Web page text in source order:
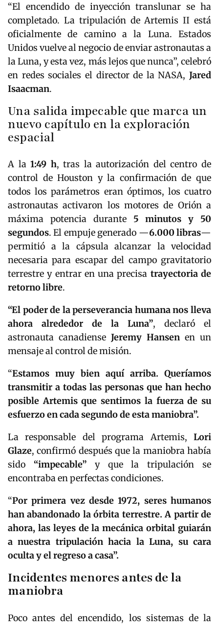
“El encendido de inyección translunar se ha
completado. La tripulación de Artemis II está
oficialmente de camino a la Luna. Estados
Unidos vuelve al negocio de enviar astronautas a
la Luna, y esta vez, más lejos que nunca”, celebró
en redes sociales el director de la NASA, Jared
Isaacman.
Una salida impecable que marca un
nuevo capítulo en la exploración
espacial
A la1:49 h, tras la autorización del centro de
control de Houston y la confirmación de que
todos los parámetros eran óptimos, los cuatro
astronautas activaron los motores de Orión a
máxima potencia durante 5 minutos y 50
segundos. El empuje generado —6.000 libras—
permitió a la cápsula alcanzar la velocidad
necesaria para escapar del campo gravitatorio
terrestre y entrar en una precisa trayectoria de
retorno libre.
“El poder de la perseverancia humana nos lleva
ahora alrededor de la Luna”, declaró el
astronauta canadiense Jeremy Hansen en un
mensaje al control de misión.
“Estamos muy bien aquí arriba. Queríamos
transmitir a todas las personas que han hecho
posible Artemis que sentimos la fuerza de su
esfuerzo en cada segundo de esta maniobra”.
La responsable del programa Artemis, Lori
Glaze, confirmó después que la maniobra había
sido “impecable”y que la tripulación se
encontraba en perfectas condiciones.
“Por primera vez desde 1972, seres humanos
han abandonado la órbita terrestre. A partir de
ahora, las leyes de la mecánica orbital guiarán
a nuestra tripulación hacia la Luna, su cara
oculta y el regreso a casa”.
Incidentes menores antes de la
maniobra
Poco antes del encendido, los sistemas de la